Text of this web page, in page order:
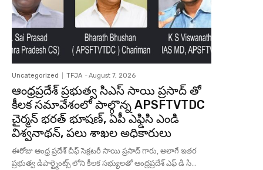
Uncategorized TFJA - August 7, 2026
ఆంధ్రప్రదేశ్ ప్రభుత్వ సిఎస్ సాయి ప్రసాద్ తో
కీలక సమావేశంలో పాల్గొన్న APSFTVTDC
చైర్మన్ భరత్ భూషణ్, ఏపీ ఎఫ్డిసి ఎండి
విశ్వనాథన్, పలు శాఖల అధికారులు
ఈరోజు ఆంధ్ర ప్రదేశ్ చీఫ్ సెక్రటరీ సాయి ప్రసాద్ గారు, అలాగే ఇతర
ప్రభుత్వ డిపార్ట్మెంట్స్ లోని కీలక సభ్యులతో ఆంధ్రప్రదేశ్ ఎఫ్ డి సి...